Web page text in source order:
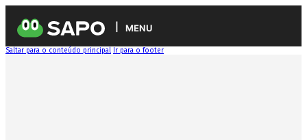
MENU
Saltar para o conteúdo principal Ir para o footer